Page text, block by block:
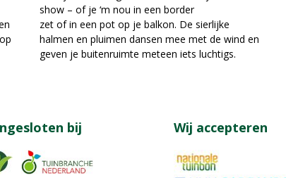
show – of je ‘m nou in een border
zet of in een pot op je balkon. De sierlijke
halmen en pluimen dansen mee met de wind en
geven je buitenruimte meteen iets luchtigs.
bij Wij accepteren